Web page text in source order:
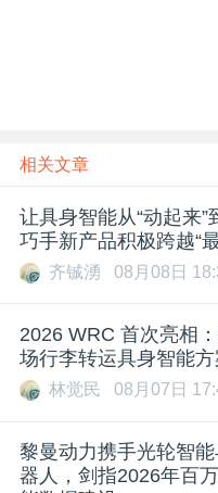
相关文章
让具身智能从“动起来”
巧手新产品积极跨越“
齐铖湧 08月08日
2026 WRC 首次亮相
场行李转运具身智能方
林觉民 08月07日
黎曼动力携手光轮智
器人，剑指2026年百